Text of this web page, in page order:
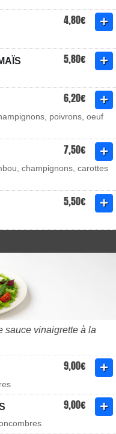
4,80€
5,80€
6,20€
poivrons, oeuf
7,50€
champignons, carottes
5,50€
sauce vinaigrette à la
9,00€
9,00€